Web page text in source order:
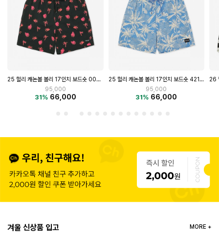
25 헐리 캐논볼 볼리 17인치 보드숏 421 MBS0011890
95,000
31% 66,000
26 헐리 팬텀 비피 에코 사이드 포켓 18인치 보드숏 MBS0011860 100
115,000
10% 103,000
겨울 신상품 입고 MORE +